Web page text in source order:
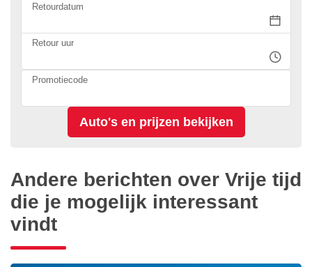
Retourdatum
Retour uur
Promotiecode
Andere berichten over Vrije tijd
die je mogelijk interessant
vindt